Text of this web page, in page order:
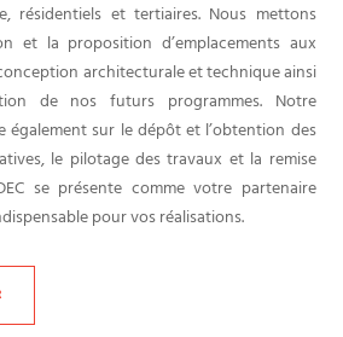
résidentiels et tertiaires. Nous mettons
et la proposition d’emplacements aux
architecturale et technique ainsi
de nos futurs programmes. Notre
également sur le dépôt et l’obtention des
le pilotage des travaux et la remise
se présente comme votre partenaire
pour vos réalisations.